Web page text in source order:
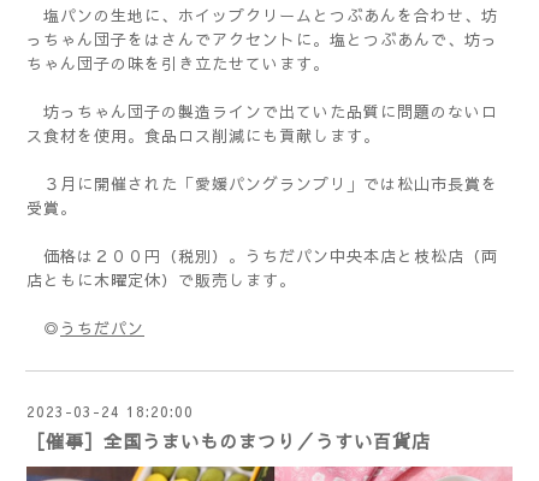
塩パンの生地に、ホイップクリームとつぶあんを合わせ、坊
っちゃん団子をはさんでアクセントに。塩とつぶあんで、坊っ
ちゃん団子の味を引き立たせています。
坊っちゃん団子の製造ラインで出ていた品質に問題のないロ
ス食材を使用。食品ロス削減にも貢献します。
３月に開催された「愛媛パングランプリ」では松山市長賞を
受賞。
価格は２００円（税別）。うちだパン中央本店と枝松店（両
店ともに木曜定休）で販売します。
◎ うちだパン
2023-03-24 18:20:00
［催事］全国うまいものまつり／うすい百貨店